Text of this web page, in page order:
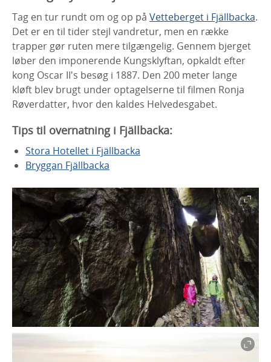
Tag en tur rundt om og op på Vetteberget i Fjällbacka.
Det er en til tider stejl vandretur, men en række
trapper gør ruten mere tilgængelig. Gennem bjerget
løber den imponerende Kungsklyftan, opkaldt efter
kong Oscar II's besøg i 1887. Den 200 meter lange
kløft blev brugt under optagelserne til filmen Ronja
Røverdatter, hvor den kaldes Helvedesgabet.
Tips til overnatning i Fjällbacka:
Stora Hotellet i Fjällbacka
Bryggan Fjällbacka